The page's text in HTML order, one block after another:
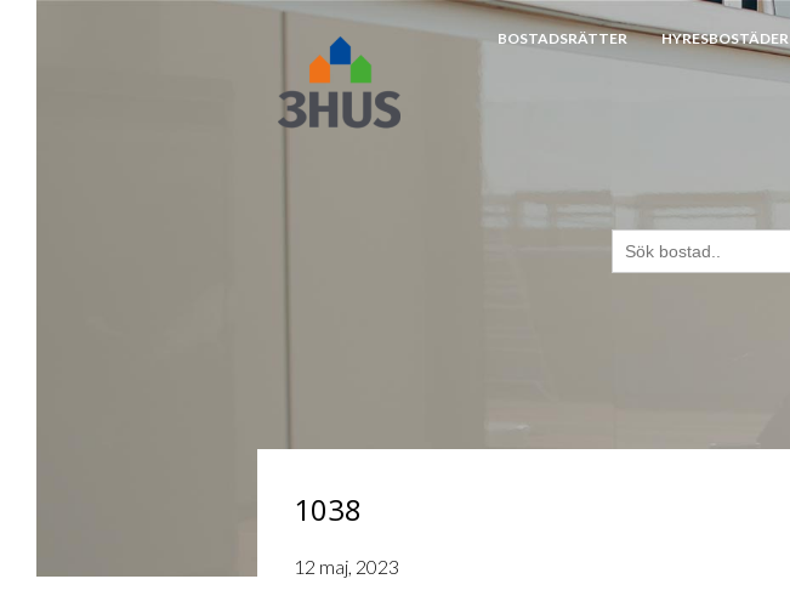
BOSTADSRÄTTER HYRESBOSTÄDER
Sök
efter:
1038
12 maj, 2023